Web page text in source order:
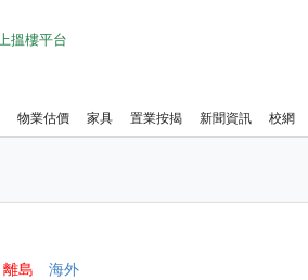
搵樓平台
物業估價 家具 置業按揭 新聞資訊 校網
離島
海外